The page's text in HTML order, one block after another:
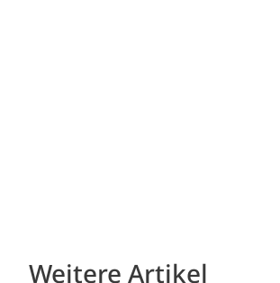
Weitere Artikel